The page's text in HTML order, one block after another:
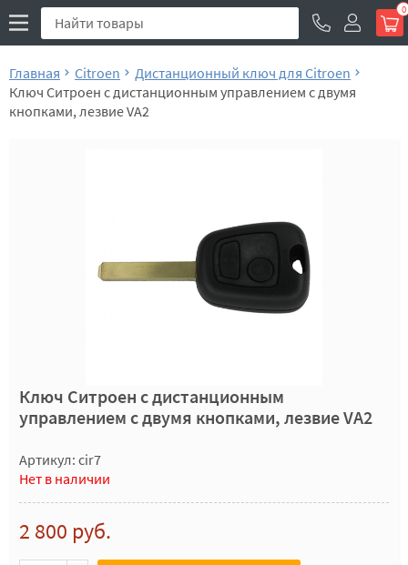
0
Главная Citroen
Дистанционный ключ для Citroen
Ключ Ситроен с дистанционным управлением с двумя
кнопками, лезвие VA2
Ключ Ситроен с дистанционным
управлением с двумя кнопками, лезвие VA2
Артикул: cir7
Нет в наличии
2 800 руб.